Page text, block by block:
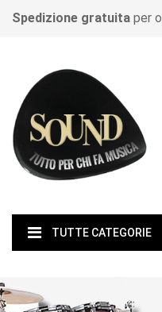
Spedizione gratuita per
TUTTE CATEGORIE